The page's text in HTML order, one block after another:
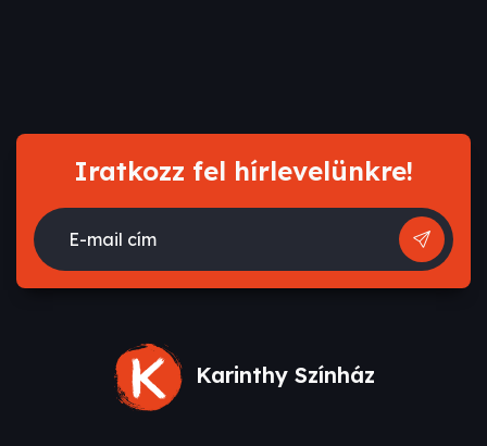
Iratkozz fel hírlevelünkre!
E-mail cím
Karinthy Színház